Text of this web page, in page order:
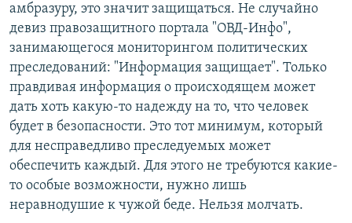
амбразуру, это значит защищаться. Не случайно
девиз правозащитного портала "ОВД-Инфо",
занимающегося мониторингом политических
преследований: "Информация защищает". Только
правдивая информация о происходящем может
дать хоть какую-то надежду на то, что человек
будет в безопасности. Это тот минимум, который
для несправедливо преследуемых может
обеспечить каждый. Для этого не требуются какие-
то особые возможности, нужно лишь
неравнодушие к чужой беде. Нельзя молчать.